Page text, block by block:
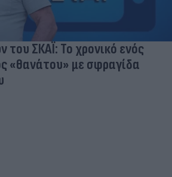
του ΣΚΑΪ: Το χρονικό ενός
«θανάτου» με σφραγίδα